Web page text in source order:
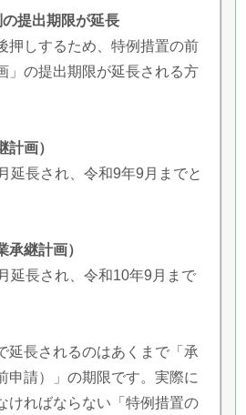
の提出期限が延長
押しするため、特例措置の前
」の提出期限が延長される方
画）
延長され、令和9年9月までと
継計画）
延長され、令和10年9月まで
延長されるのはあくまで「承
申請）」の期限です。実際に
ければならない「特例措置の